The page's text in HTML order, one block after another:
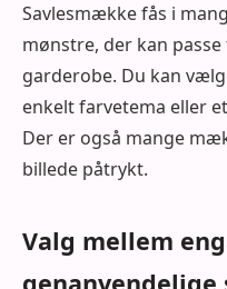
Savlesmække fås i
mønstre, der kan
garderobe. Du kan
enkelt farvetema eller
Der er også mange
billede påtrykt.
Valg mellem